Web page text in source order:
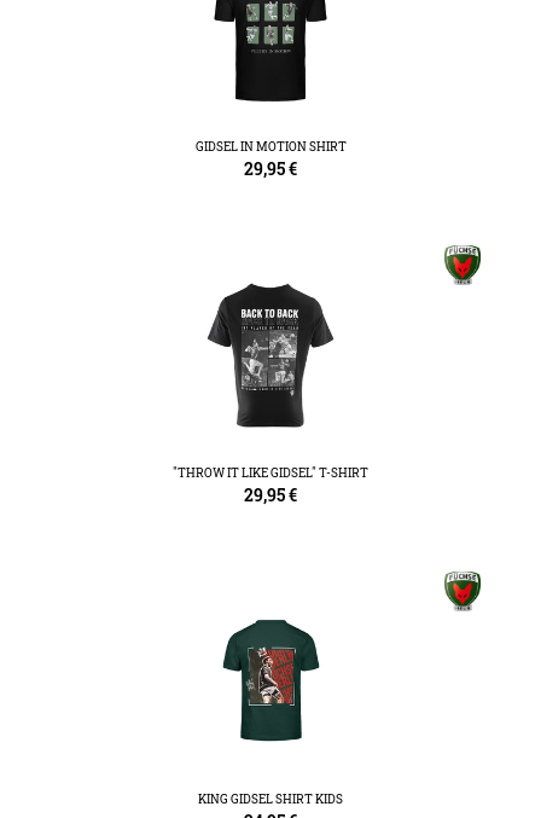
GIDSEL IN MOTION SHIRT
29,95€
"THROW IT LIKE GIDSEL" T-SHIRT
29,95€
KING GIDSEL SHIRT KIDS